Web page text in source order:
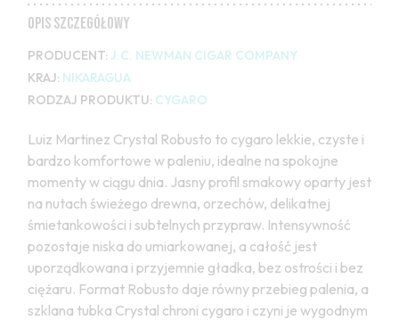
OPIS SZCZEGÓŁOWY
PRODUCENT: J.C. NEWMAN CIGAR COMPANY
KRAJ: NIKARAGUA
RODZAJ PRODUKTU: CYGARO
Luiz Martinez Crystal Robusto to cygaro lekkie, czyste i
bardzo komfortowe w paleniu, idealne na spokojne
momenty w ciągu dnia. Jasny profil smakowy oparty jest
na nutach świeżego drewna, orzechów, delikatnej
śmietankowości i subtelnych przypraw. Intensywność
pozostaje niska do umiarkowanej, a całość jest
uporządkowana i przyjemnie gładka, bez ostrości i bez
ciężaru. Format Robusto daje równy przebieg palenia, a
szklana tubka Crystal chroni cygaro i czyni je wygodnym